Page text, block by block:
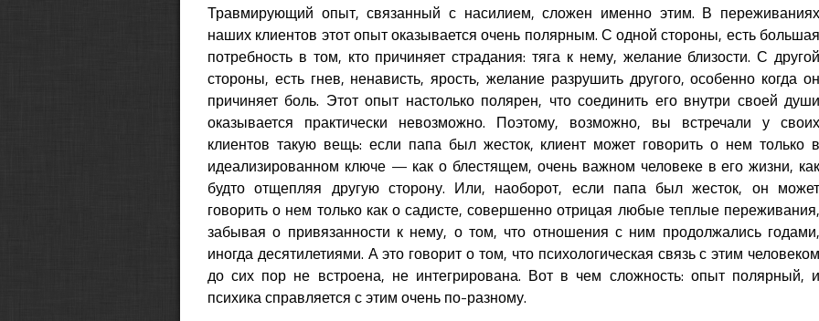
Травмирующий опыт, связанный с насилием, сложен именно этим. В переживаниях
наших клиентов этот опыт оказывается очень полярным. С одной стороны, есть большая
потребность в том, кто причиняет страдания: тяга к нему, желание близости. С другой
стороны, есть гнев, ненависть, ярость, желание разрушить другого, особенно когда он
причиняет боль. Этот опыт настолько полярен, что соединить его внутри своей души
оказывается практически невозможно. Поэтому, возможно, вы встречали у своих
клиентов такую вещь: если папа был жесток, клиент может говорить о нем только в
идеализированном ключе — как о блестящем, очень важном человеке в его жизни, как
будто отщепляя другую сторону. Или, наоборот, если папа был жесток, он может
говорить о нем только как о садисте, совершенно отрицая любые теплые переживания,
забывая о привязанности к нему, о том, что отношения с ним продолжались годами,
иногда десятилетиями. А это говорит о том, что психологическая связь с этим человеком
до сих пор не встроена, не интегрирована. Вот в чем сложность: опыт полярный, и
психика справляется с этим очень по-разному.